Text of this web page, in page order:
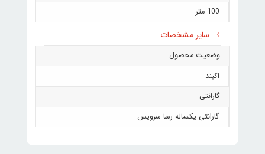
100 متر
سایر مشخصات
وضعیت محصول
اکبند
گارانتی
گارانتی یکساله رسا سرویس